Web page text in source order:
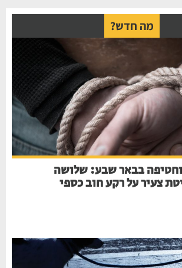
מה חדש?
בבאר שבע: שלושה
צעיר על רקע חוב כספי